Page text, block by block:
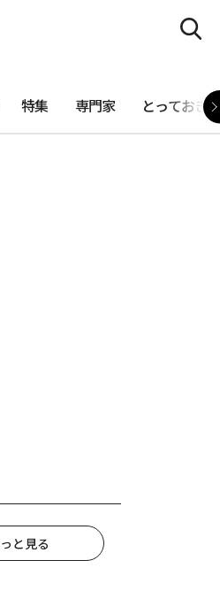
特集 専門家 とっておき
と見る